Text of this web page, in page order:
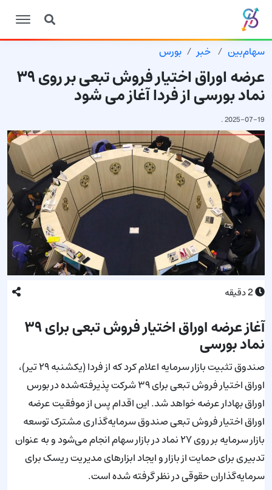
سهام‌بین خبر بورس
عرضه اوراق اختیار فروش تبعی بر روی ۳۹
نماد بورسی از فردا آغاز می شود
2025-07-19
.
2دقیقه
آغاز عرضه اوراق اختیار فروش تبعی برای ۳۹
نماد بورسی
صندوق تثبیت بازار سرمایه اعلام کرد که از فردا (یکشنبه ۲۹ تیر)،
اوراق اختیار فروش تبعی برای ۳۹ شرکت پذیرفته‌شده در بورس
اوراق بهادار عرضه خواهد شد. این اقدام پس از موفقیت عرضه
اوراق اختیار فروش تبعی صندوق سرمایه‌گذاری مشترک توسعه
بازار سرمایه بر روی ۲۷ نماد در بازار سهام انجام می‌شود و به عنوان
تدبیری برای حمایت از بازار و ایجاد ابزارهای مدیریت ریسک برای
سرمایه‌گذاران حقوقی در نظر گرفته شده است.